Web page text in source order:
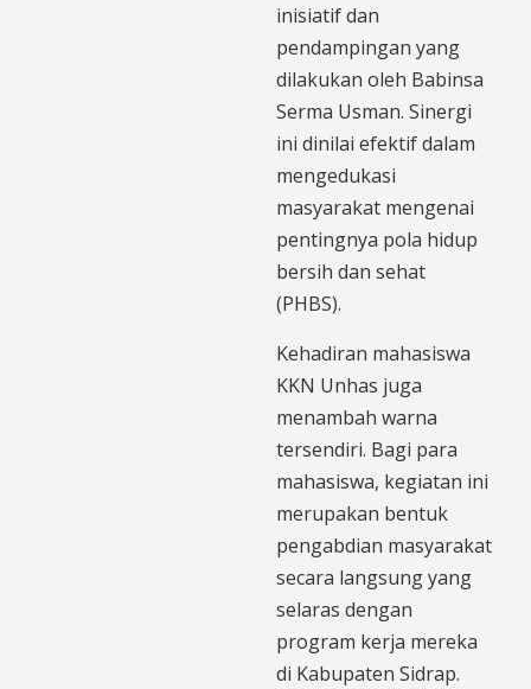
inisiatif dan
pendampingan yang
dilakukan oleh Babinsa
Serma Usman. Sinergi
ini dinilai efektif dalam
mengedukasi
masyarakat mengenai
pentingnya pola hidup
bersih dan sehat
(PHBS).
Kehadiran mahasiswa
KKN Unhas juga
menambah warna
tersendiri. Bagi para
mahasiswa, kegiatan ini
merupakan bentuk
pengabdian masyarakat
secara langsung yang
selaras dengan
program kerja mereka
di Kabupaten Sidrap.